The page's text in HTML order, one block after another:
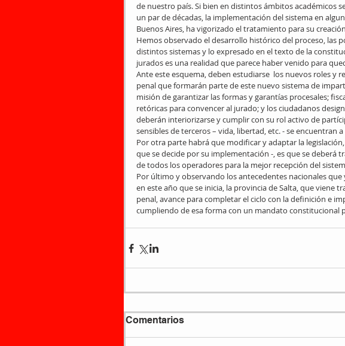
de nuestro país. Si bien en distintos ámbitos académicos
un par de décadas, la implementación del sistema en
Buenos Aires, ha vigorizado el tratamiento para su
Hemos observado el desarrollo histórico del proceso, las
distintos sistemas y lo expresado en el texto de la
jurados es una realidad que parece haber venido para
Ante este esquema, deben estudiarse  los nuevos roles y
penal que formarán parte de este nuevo sistema de
misión de garantizar las formas y garantías procesales;
retóricas para convencer al jurado; y los ciudadanos
deberán interiorizarse y cumplir con su rol activo de
sensibles de terceros – vida, libertad, etc. - se encuentran
Por otra parte habrá que modificar y adaptar la
que se decide por su implementación -, es que se deberá
de todos los operadores para la mejor recepción del
Por último y observando los antecedentes nacionales
en este año que se inicia, la provincia de Salta, que viene
penal, avance para completar el ciclo con la definición e
cumpliendo de esa forma con un mandato constitucional
Comentarios